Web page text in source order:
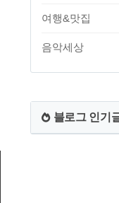
여행&맛집
음악세상
블로그 인기